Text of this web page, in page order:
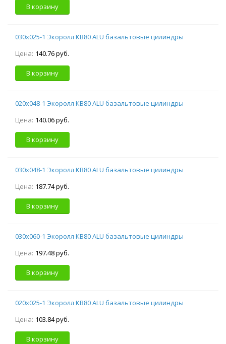
В корзину
030х025-1 Экоролл КВ80 ALU базальтовые цилиндры
Цена: 140.76 руб.
В корзину
020х048-1 Экоролл КВ80 ALU базальтовые цилиндры
Цена: 140.06 руб.
В корзину
030х048-1 Экоролл КВ80 ALU базальтовые цилиндры
Цена: 187.74 руб.
В корзину
030х060-1 Экоролл КВ80 ALU базальтовые цилиндры
Цена: 197.48 руб.
В корзину
020х025-1 Экоролл КВ80 ALU базальтовые цилиндры
Цена: 103.84 руб.
В корзину